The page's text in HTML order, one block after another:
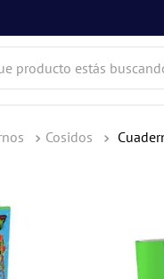
estás buscando?
Cosidos